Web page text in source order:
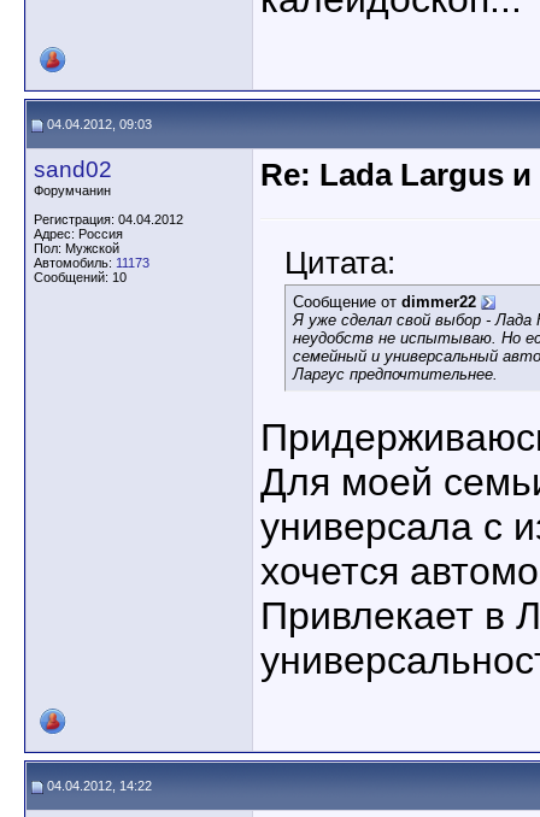
04.04.2012, 09:03
sand02
Форумчанин
Регистрация: 04.04.2012
Адрес: Россия
Пол: Мужской
Автомобиль: 11173
Сообщений: 10
Re: Lada Largus
Цитата:
Сообщение от dimmer22
Я уже сделал свой выбор -
неудобств не испытываю. Но
семейный и универсальный
Ларгус предпочтительнее.
Для моей
универсала с
хочется
Привлекает в
04.04.2012, 14:22